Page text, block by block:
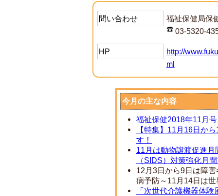
問い合わせ
福祉保健局保
03-5320-
HP
http://
ml
今月の主な内容
福祉保健2018年11月
【特集】11月16日か
す！
11月は動物譲渡促進
（SIDS）対策強化月
12月3日から9日は障
病予防～11月14日は
「次世代介護機器体